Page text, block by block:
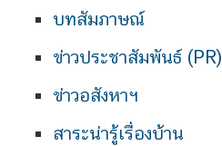
บทสัมภาษณ์
ข่าวประชาสัมพันธ์ (PR)
ข่าวอสังหาฯ
สาระน่ารู้เรื่องบ้าน